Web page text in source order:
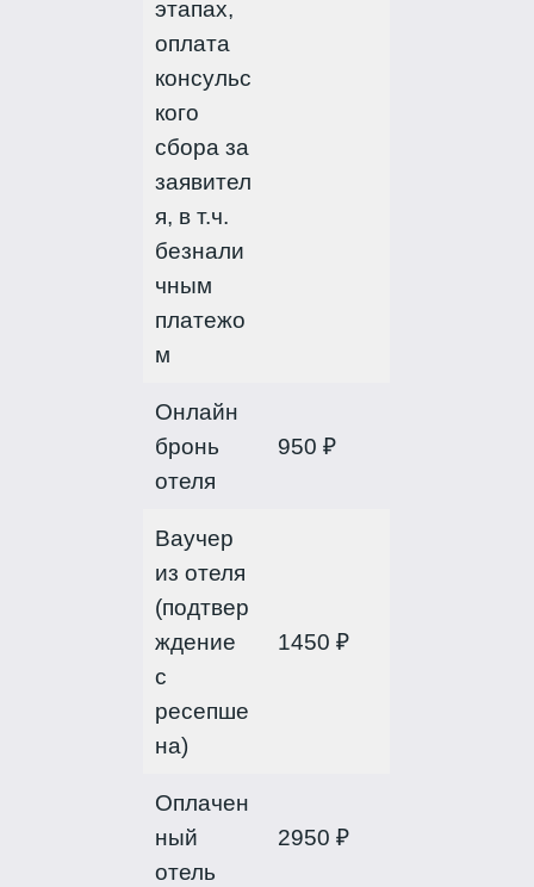
этапах,
оплата
консульс
кого
сбора за
заявител
я, в т.ч.
безнали
чным
платежо
м
Онлайн
бронь
отеля
950 ₽
Ваучер
из отеля
(подтвер
ждение
с
ресепше
на)
1450 ₽
Оплачен
ный
отель
2950 ₽